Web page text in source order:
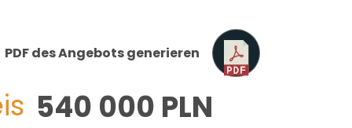
PDF des Angebots generieren
540 000 PLN